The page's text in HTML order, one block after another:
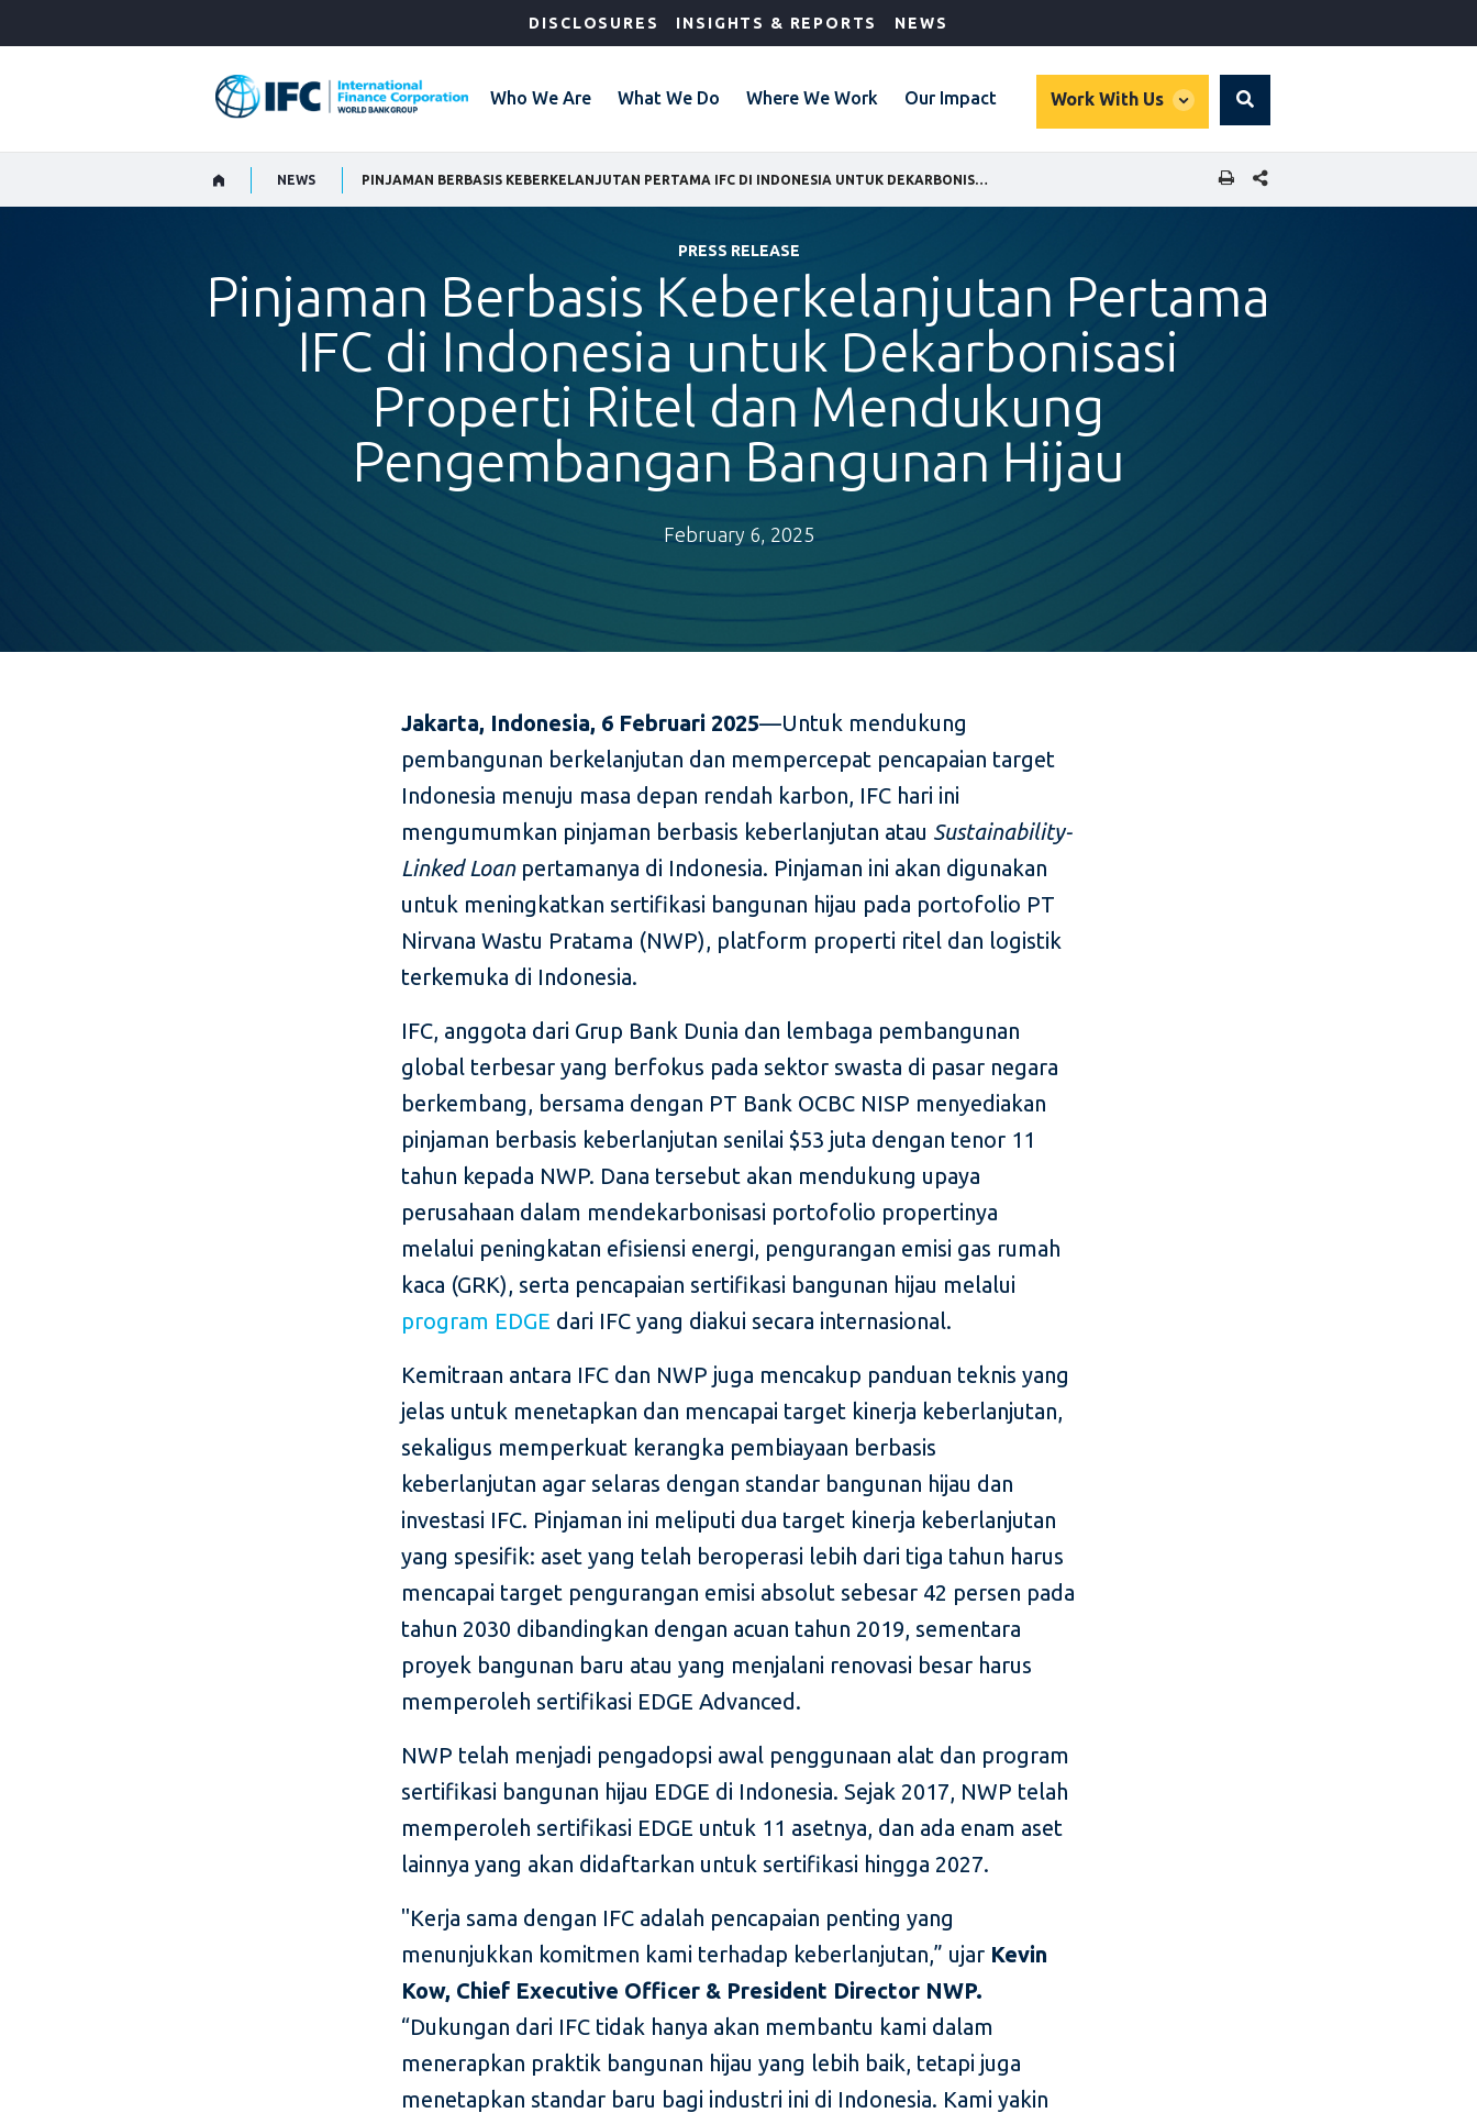
DISCLOSURES INSIGHTS & REPORTS NEWS
Who We Are What We Do Where We Work Our Impact Work With Us
global
Search
NEWS SHARE THIS PAGE
PRESS RELEASE
Pinjaman Berbasis Keberkelanjutan Pertama
IFC di Indonesia untuk Dekarbonisasi
Properti Ritel dan Mendukung
Pengembangan Bangunan Hijau
February 6, 2025
Jakarta, Indonesia, 6 Februari 2025—Untuk mendukung
pembangunan berkelanjutan dan mempercepat pencapaian target
Indonesia menuju masa depan rendah karbon, IFC hari ini
mengumumkan pinjaman berbasis keberlanjutan atau Sustainability-
Linked Loanpertamanya di Indonesia. Pinjaman ini akan digunakan
untuk meningkatkan sertifikasi bangunan hijau pada portofolio PT
Nirvana Wastu Pratama (NWP), platform properti ritel dan logistik
terkemuka di Indonesia.
IFC, anggota dari Grup Bank Dunia dan lembaga pembangunan
global terbesar yang berfokus pada sektor swasta di pasar negara
berkembang, bersama dengan PT Bank OCBC NISP menyediakan
pinjaman berbasis keberlanjutan senilai $53 juta dengan tenor 11
tahun kepada NWP. Dana tersebut akan mendukung upaya
perusahaan dalam mendekarbonisasi portofolio propertinya
melalui peningkatan efisiensi energi, pengurangan emisi gas rumah
kaca (GRK), serta pencapaian sertifikasi bangunan hijau melalui
program EDGE dari IFC yang diakui secara internasional.
Kemitraan antara IFC dan NWP juga mencakup panduan teknis yang
jelas untuk menetapkan dan mencapai target kinerja keberlanjutan,
sekaligus memperkuat kerangka pembiayaan berbasis
keberlanjutan agar selaras dengan standar bangunan hijau dan
investasi IFC. Pinjaman ini meliputi dua target kinerja keberlanjutan
yang spesifik: aset yang telah beroperasi lebih dari tiga tahun harus
mencapai target pengurangan emisi absolut sebesar 42 persen pada
tahun 2030 dibandingkan dengan acuan tahun 2019, sementara
proyek bangunan baru atau yang menjalani renovasi besar harus
memperoleh sertifikasi EDGE Advanced.
NWP telah menjadi pengadopsi awal penggunaan alat dan program
sertifikasi bangunan hijau EDGE di Indonesia. Sejak 2017, NWP telah
memperoleh sertifikasi EDGE untuk 11 asetnya, dan ada enam aset
lainnya yang akan didaftarkan untuk sertifikasi hingga 2027.
"Kerja sama dengan IFC adalah pencapaian penting yang
menunjukkan komitmen kami terhadap keberlanjutan,” ujar Kevin
Kow, Chief Executive Officer & President Director NWP.
“Dukungan dari IFC tidak hanya akan membantu kami dalam
menerapkan praktik bangunan hijau yang lebih baik, tetapi juga
menetapkan standar baru bagi industri ini di Indonesia. Kami yakin